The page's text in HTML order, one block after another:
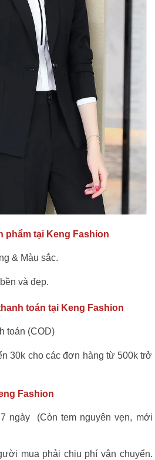
phẩm tại Keng Fashion
& Màu sắc.
và đẹp.
toán tại Keng Fashion
toán (COD)
30k cho các đơn hàng từ 500k trở
Fashion
ngày (Còn tem nguyên vẹn, mới
mua phải chịu phí vận chuyển.